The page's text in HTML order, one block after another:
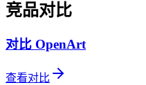
竞品对比
对比 OpenArt
查看对比